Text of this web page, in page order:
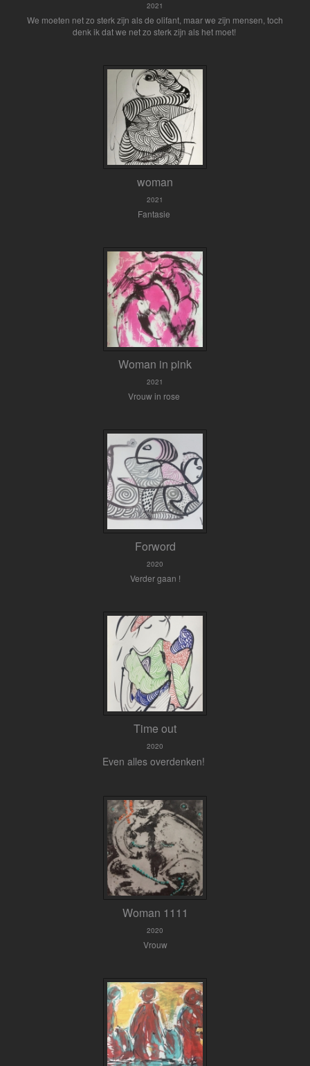
2021
We moeten net zo sterk zijn als de olifant, maar we zijn mensen, toch
denk ik dat we net zo sterk zijn als het moet!
woman
2021
Fantasie
Woman in pink
2021
Vrouw in rose
Forword
2020
Verder gaan !
Time out
2020
Even alles overdenken!
Woman 1111
2020
Vrouw